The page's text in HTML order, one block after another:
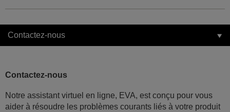
Contactez-nous
Contactez-nous
Notre assistant virtuel en ligne, EVA, est conçu pour vous
aider à résoudre les problèmes courants liés à votre produit